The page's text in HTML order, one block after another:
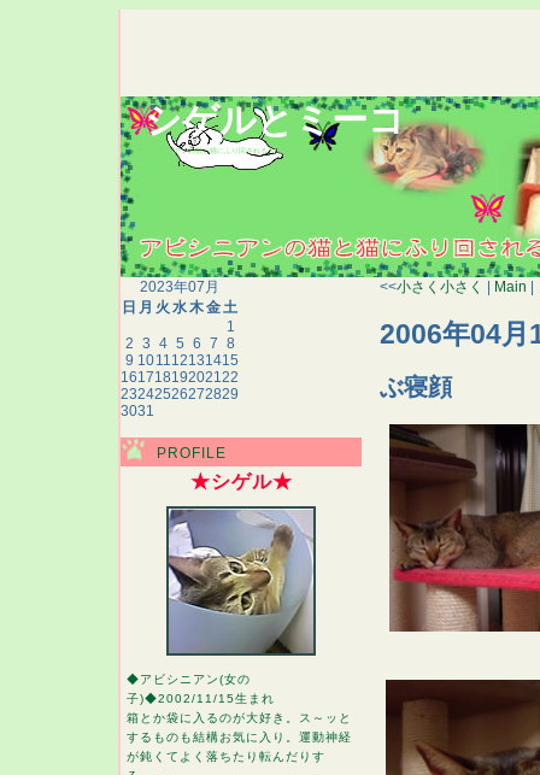
シゲルとミーコ
アビシニアンの猫と猫にふり回される人間の生態記録
2023年07月
日 月 火 水木金土
1
2 3 4 5 6 7 8
9 101112131415
16171819202122
23242526272829
3031
PROFILE
★シゲル★
◆アビシニアン(女の
子)◆2002/11/15生まれ
箱とか袋に入るのが大好き。ス～ッと
するものも結構お気に入り。運動神経
が鈍くてよく落ちたり転んだりす
<<小さく小さく Main
2006年04月
ぶ寝顔